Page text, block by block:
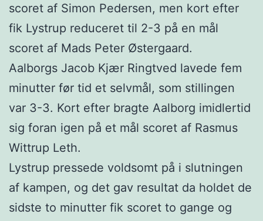
scoret af Simon Pedersen, men kort efter
fik Lystrup reduceret til 2-3 på en mål
scoret af Mads Peter Østergaard.
Aalborgs Jacob Kjær Ringtved lavede fem
minutter før tid et selvmål, som stillingen
var 3-3. Kort efter bragte Aalborg imidlertid
sig foran igen på et mål scoret af Rasmus
Wittrup Leth.
Lystrup pressede voldsomt på i slutningen
af kampen, og det gav resultat da holdet de
sidste to minutter fik scoret to gange og